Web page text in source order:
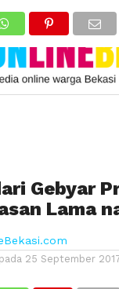
Gebyar
Lama
25 September